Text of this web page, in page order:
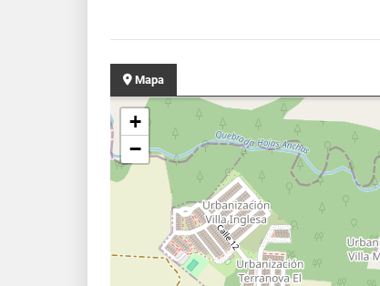
Mapa
+
−